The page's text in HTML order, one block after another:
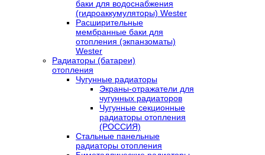
баки для водоснабжения
(гидроаккумуляторы) Wester
Расширительные
мембранные баки для
отопления (экпанзоматы)
Wester
Радиаторы (батареи)
отопления
Чугунные радиаторы
Экраны-отражатели для
чугунных радиаторов
Чугунные секционные
радиаторы отопления
(РОССИЯ)
Стальные панельные
радиаторы отопления